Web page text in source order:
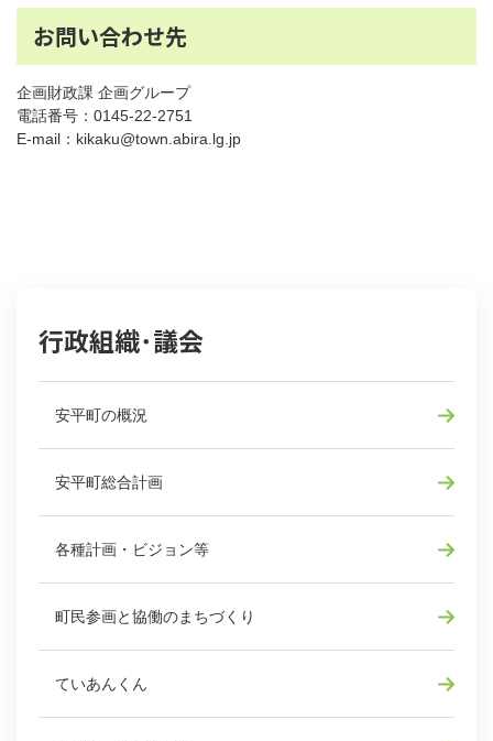
お問い合わせ先
企画財政課 企画グループ
電話番号：0145-22-2751
E-mail：kikaku@town.abira.lg.jp
行政組織･議会
安平町の概況
安平町総合計画
各種計画・ビジョン等
町民参画と協働のまちづくり
ていあんくん